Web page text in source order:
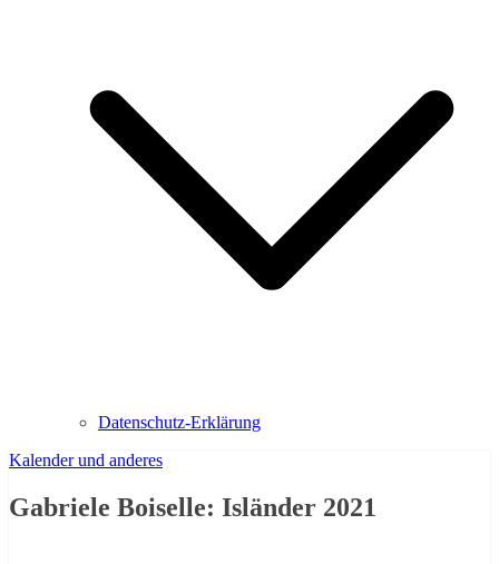
Datenschutz-Erklärung
Kalender und anderes
Gabriele Boiselle: Isländer 2021